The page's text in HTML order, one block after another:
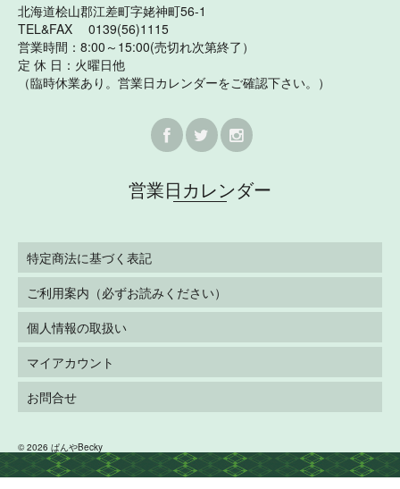
北海道桧山郡江差町字姥神町56-1
TEL&FAX 0139(56)1115
営業時間：8:00～15:00(売切れ次第終了）
定 休 日：火曜日他
（臨時休業あり。営業日カレンダーをご確認下さい。）
営業日カレンダー
特定商法に基づく表記
ご利用案内（必ずお読みください）
個人情報の取扱い
マイアカウント
お問合せ
© 2026 ぱんやBecky